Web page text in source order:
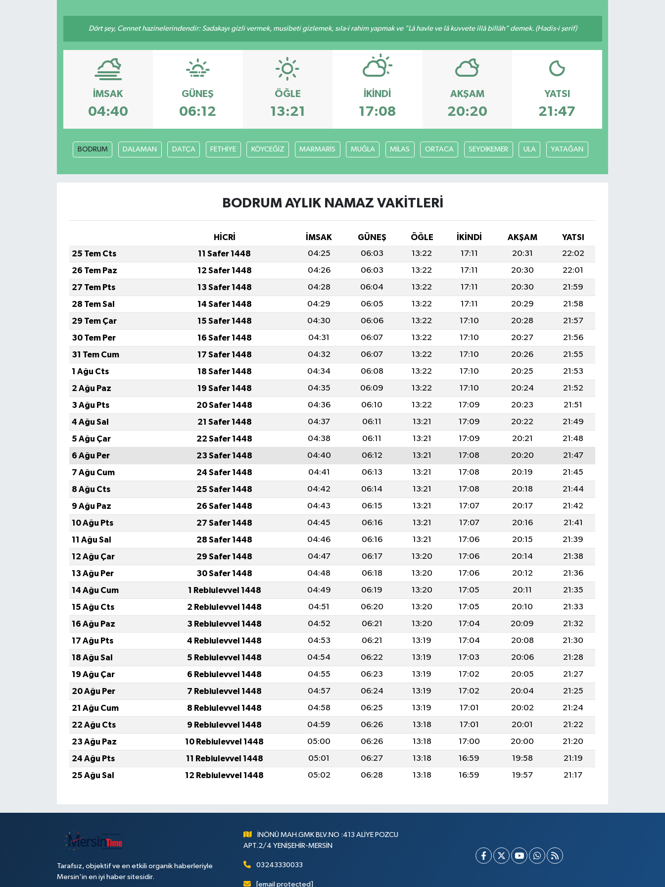
Dört şey, Cennet hazinelerindendir: Sadakayı gizli vermek, musibeti gizlemek, sıla-i rahim yapmak ve "Lâ havle ve lâ kuvvete illâ billâh" demek. (Hadis-i şerif)
İMSAK
04:40
GÜNEŞ
06:12
ÖĞLE
13:21
İKINDI
17:08
AKŞAM
20:20
YATSI
21:47
BODRUM DALAMAN DATÇA FETHİYE KÖYCEĞİZ MARMARİS MUĞLA MİLAS ORTACA SEYDİKEMER ULA YATAĞAN
BODRUM AYLIK NAMAZ VAKITLERI
HİCRİ İMSAK GÜNEŞ ÖĞLE İKINDI AKŞAM
YATSI
25 Tem Cts
11 Safer 1448 04:25 06:03 13:22 17:11 20:31
22:02
26 Tem Paz
12 Safer 1448 04:26 06:03 13:22 17:11 20:30
22:01
27 Tem Pts
13 Safer 1448 04:28 06:04 13:22 17:11 20:30
21:59
28 Tem Sal
14 Safer 1448 04:29 06:05 13:22 17:11 20:29
21:58
29 Tem Çar
15 Safer 1448 04:30 06:06 13:22 17:10 20:28
21:57
30 Tem Per
16 Safer 1448 04:31 06:07 13:22 17:10 20:27
21:56
31 Tem Cum
17 Safer 1448 04:32 06:07 13:22 17:10 20:26
21:55
1 Ağu Cts
18 Safer 1448 04:34 06:08 13:22 17:10 20:25
21:53
2 Ağu Paz
19 Safer 1448 04:35 06:09 13:22 17:10 20:24
21:52
3 Ağu Pts
20 Safer 1448 04:36 06:10 13:22 17:09 20:23
21:51
4 Ağu Sal
21 Safer 1448 04:37 06:11 13:21 17:09 20:22
21:49
5 Ağu Çar
22 Safer 1448 04:38 06:11 13:21 17:09 20:21
21:48
6 Ağu Per
23 Safer 1448 04:40 06:12 13:21 17:08 20:20
21:47
7 Ağu Cum
24 Safer 1448 04:41 06:13 13:21 17:08 20:19
21:45
8 Ağu Cts
25 Safer 1448 04:42 06:14 13:21 17:08 20:18
21:44
9 Ağu Paz
26 Safer 1448 04:43 06:15 13:21 17:07 20:17
21:42
10 Ağu Pts
27 Safer 1448 04:45 06:16 13:21 17:07 20:16
21:41
11 Ağu Sal
28 Safer 1448 04:46 06:16 13:21 17:06 20:15
21:39
12 Ağu Çar
29 Safer 1448 04:47 06:17 13:20 17:06 20:14
21:38
13 Ağu Per
30 Safer 1448 04:48 06:18 13:20 17:06 20:12
21:36
14 Ağu Cum
1 Rebiulevvel 1448 04:49 06:19 13:20 17:05 20:11
21:35
15 Ağu Cts
2 Rebiulevvel 1448 04:51 06:20 13:20 17:05 20:10
21:33
16 Ağu Paz
3 Rebiulevvel 1448 04:52 06:21 13:20 17:04 20:09
21:32
17 Ağu Pts
4 Rebiulevvel 1448 04:53 06:21 13:19 17:04 20:08
21:30
18 Ağu Sal
5 Rebiulevvel 1448 04:54 06:22 13:19 17:03 20:06
21:28
19 Ağu Çar
6 Rebiulevvel 1448 04:55 06:23 13:19 17:02 20:05
21:27
20 Ağu Per
7 Rebiulevvel 1448 04:57 06:24 13:19 17:02 20:04
21:25
21 Ağu Cum
8 Rebiulevvel 1448 04:58 06:25 13:19 17:01 20:02
21:24
22 Ağu Cts
9 Rebiulevvel 1448 04:59 06:26 13:18 17:01 20:01
21:22
23 Ağu Paz
10 Rebiulevvel 1448 05:00 06:26 13:18 17:00 20:00
21:20
24 Ağu Pts
11 Rebiulevvel 1448 05:01 06:27 13:18 16:59 19:58
21:19
25 Ağu Sal
12 Rebiulevvel 1448 05:02 06:28 13:18 16:59 19:57 21:17
Tarafsız, objektif ve en etkili organik haberleriyle
Mersin'in en iyi haber sitesidir.
İNÖNÜ MAH.GMK BLV.NO :413 ALİYE POZCU
APT.2/4 YENİŞEHİR-MERSİN
03243330033
[email protected]
Resmi İlan